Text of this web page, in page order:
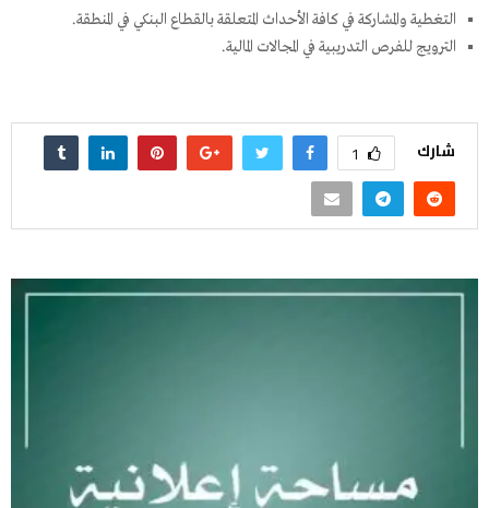
التغطية والمشاركة في كافة الأحداث المتعلقة بالقطاع البنكي في المنطقة.
الترويج للفرص التدريبية في المجالات المالية.
شارك 1